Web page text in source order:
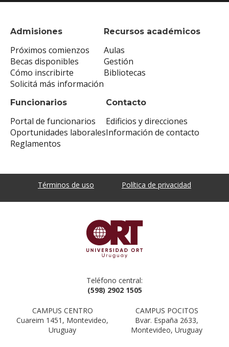
Admisiones
Próximos comienzos
Becas disponibles
Cómo inscribirte
Solicitá más información
Recursos académicos
Aulas
Gestión
Bibliotecas
Funcionarios
Portal de funcionarios
Oportunidades laborales
Reglamentos
Contacto
Edificios y direcciones
Información de contacto
Términos de uso Política de privacidad
Teléfono central:
(598) 2902 1505
CAMPUS CENTRO
Cuareim 1451, Montevideo,
Uruguay
CAMPUS POCITOS
Bvar. España 2633,
Montevideo, Uruguay